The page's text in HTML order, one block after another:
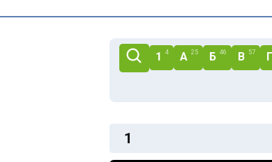
1 4 А 25 Б 46 В 57 Г
1